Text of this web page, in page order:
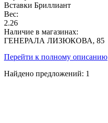
Вставки Бриллиант
Вес:
2.26
Наличие в магазинах:
ГЕНЕРАЛА ЛИЗЮКОВА, 85
Перейти к полному описанию
Найдено предложений: 1